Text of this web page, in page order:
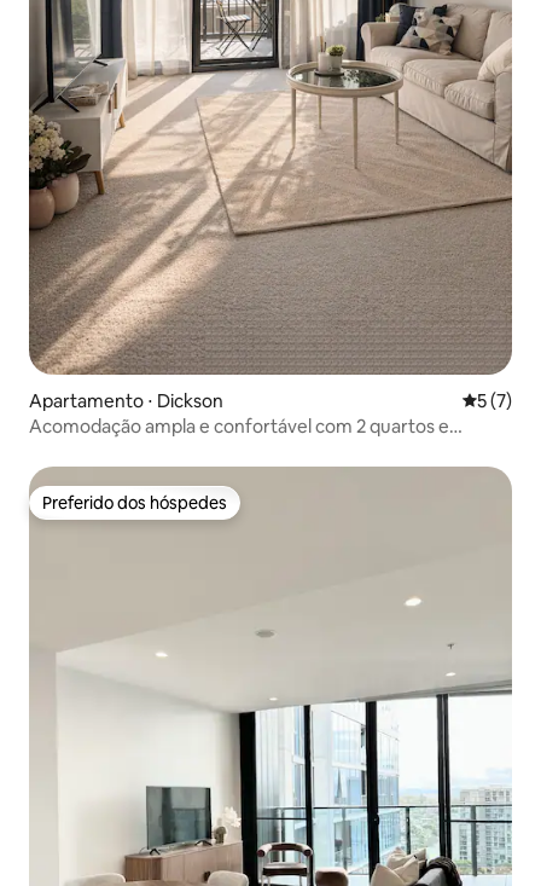
Apartamento ⋅ Dickson 5 de
5 (7)
Acomodação ampla e confortável com 2 quartos e
perto de Canberra City e da ANU
Preferido dos hóspedes
Preferido dos hóspedes